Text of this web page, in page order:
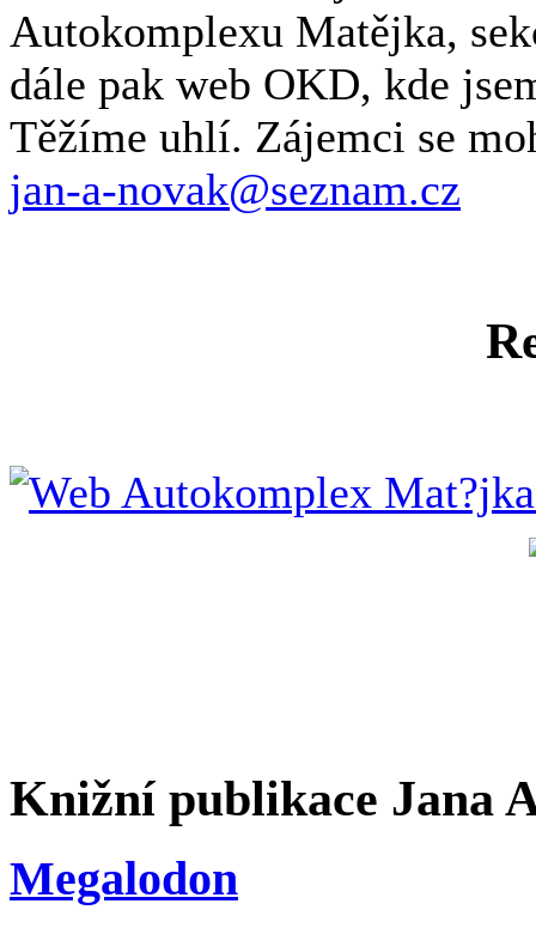
Autokomplexu Matějka,
dále pak web OKD, kde
Těžíme uhlí. Zájemci se
jan-a-novak@seznam.cz
Knižní publikace Jana
Megalodon